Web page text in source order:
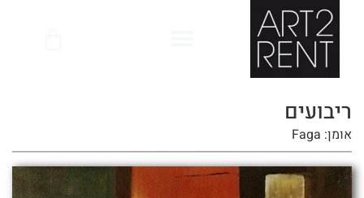
ריבועים
אומן: Faga